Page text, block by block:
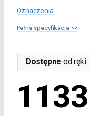
Oznaczenia
Pełna specyfikacja
Dostępne od ręki
1133